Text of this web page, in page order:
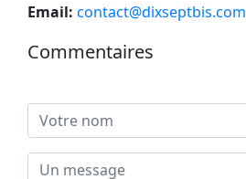
Email: contact@dixseptbis.com
Commentaires